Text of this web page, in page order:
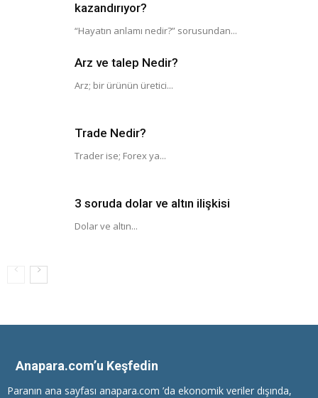
kazandırıyor?
“Hayatın anlamı nedir?” sorusundan...
Arz ve talep Nedir?
Arz; bir ürünün üretici...
Trade Nedir?
Trader ise; Forex ya...
3 soruda dolar ve altın ilişkisi
Dolar ve altın...
Anapara.com’u Keşfedin
Paranın ana sayfası anapara.com ’da ekonomik veriler dışında,